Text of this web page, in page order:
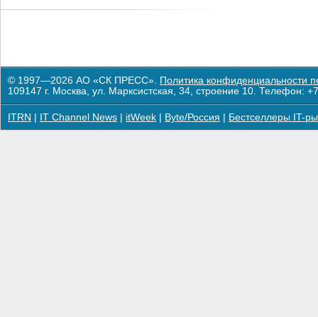
© 1997—2026 АО «СК ПРЕСС». Политика конфиденциальности
109147 г. Москва, ул. Марксистская, 34, строение 10. Телефон:
ITRN IT Channel News itWeek Byte/Россия Бестселлеры IT-